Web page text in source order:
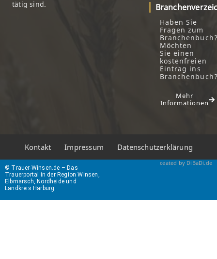
tätig sind.
Haben Sie
Fragen zum
Möchten
Sie einen
kostenfreien
Eintrag ins
Mehr
Informationen
Kontakt Impressum Datenschutzerklärung
© Trauer-Winsen.de – Das
Trauerportal in der Region Winsen,
Elbmarsch, Nordheide und
Landkreis Harburg.
ceated by DiBaDi.de